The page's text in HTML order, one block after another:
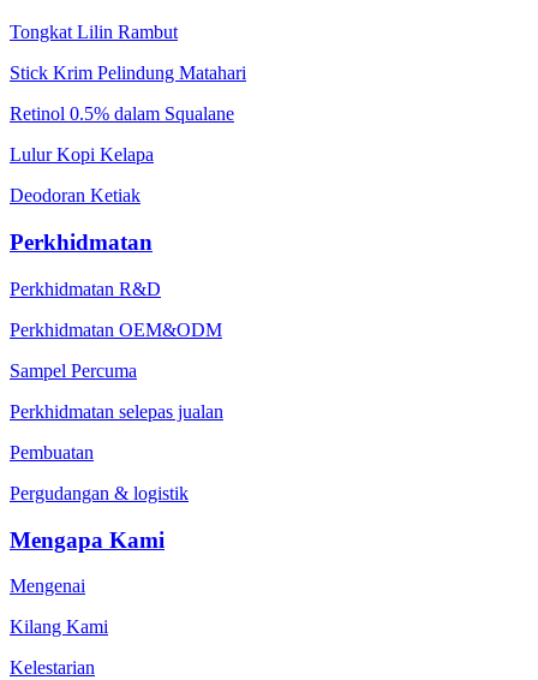
Tongkat Lilin Rambut
Stick Krim Pelindung Matahari
Retinol 0.5% dalam Squalane
Lulur Kopi Kelapa
Deodoran Ketiak
Perkhidmatan
Perkhidmatan R&D
Perkhidmatan OEM&ODM
Sampel Percuma
Perkhidmatan selepas jualan
Pembuatan
Pergudangan & logistik
Mengapa Kami
Mengenai
Kilang Kami
Kelestarian